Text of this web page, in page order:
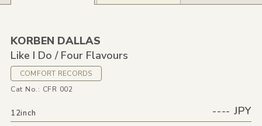
KORBEN DALLAS
Like I Do /Four Flavours
COMFORT RECORDS
Cat No.: CFR 002
12inch ---- JPY